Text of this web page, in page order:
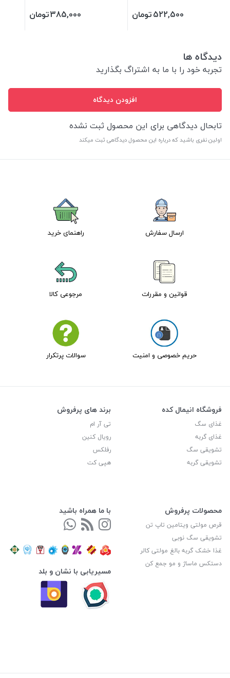
522,500تومان 385,000تومان
دیدگاه ها
تجربه خود را با ما به اشتراگ بگذارید
افزودن دیدگاه
تابحال دیدگاهی برای این محصول ثبت نشده
اولین نفری باشید که درباره این محصول دیدگاهی ثبت میکند
ارسال سفارش راهنمای خرید
قوانین و مقررات مرجوعی کالا
حریم خصوصی و امنیت سوالات پرتکرار
فروشگاه انیمال کده
غذای سگ
غذای گربه
تشویقی سگ
تشویقی گربه
برند های پرفروش
تی آر ام
رویال کنین
رفلکس
هپی کت
محصولات پرفروش
قرص مولتی ویتامین تاپ تن
تشویقی سگ نوبی
غذا خشک گربه بالغ مولتی کالر
دستکس ماساژ و مو جمع کن
با ما همراه باشید
مسیریابی با نشان و بلد